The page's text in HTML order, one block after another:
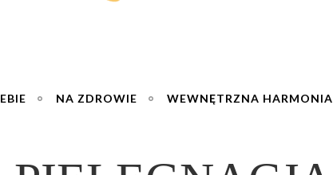
NA ZDROWIE WEWNĘTRZNA HARMONIA